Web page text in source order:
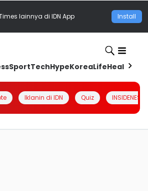
lainnya di IDN App Install
SportTechHypeKoreaLifeHealth
Iklanin di IDN Quiz INSIDENESIA